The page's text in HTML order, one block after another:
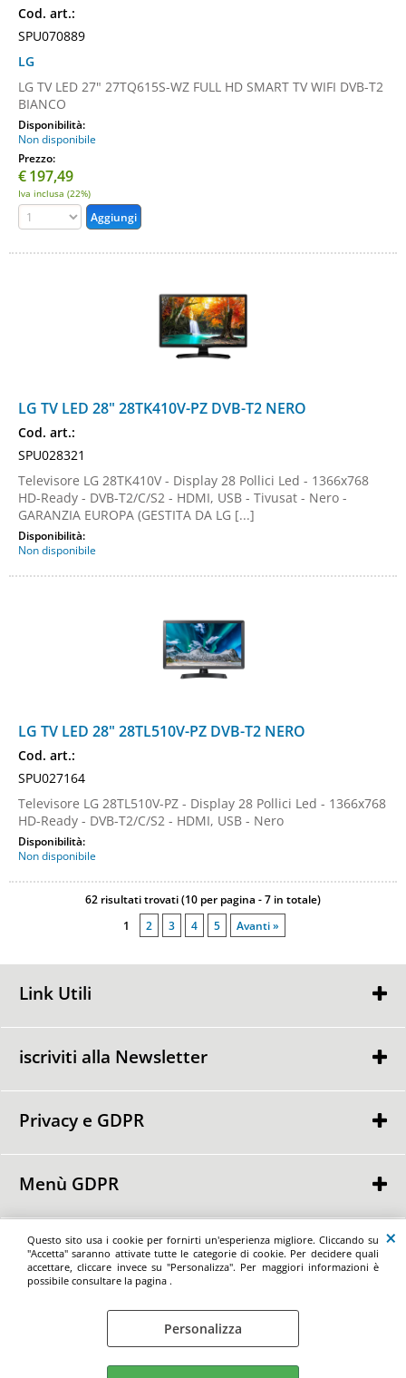
Questo sito usa i cookie per fornirti un'esperienza migliore. Cliccando su
"Accetta" saranno attivate tutte le categorie di cookie. Per decidere quali
accettare, cliccare invece su "Personalizza". Per maggiori informazioni è
possibile consultare la pagina .
Personalizza
Cod. art.:
SPU070889
LG
LG TV LED 27" 27TQ615S-WZ FULL HD SMART TV WIFI DVB-T2
BIANCO
Disponibilità:
Non disponibile
Prezzo:
€197,49
Iva inclusa (22%)
LG TV LED 28" 28TK410V-PZ DVB-T2 NERO
Cod. art.:
SPU028321
Televisore LG 28TK410V - Display 28 Pollici Led - 1366x768
HD-Ready - DVB-T2/C/S2 - HDMI, USB - Tivusat - Nero -
GARANZIA EUROPA (GESTITA DA LG [...]
Disponibilità:
Non disponibile
LG TV LED 28" 28TL510V-PZ DVB-T2 NERO
Cod. art.:
SPU027164
Televisore LG 28TL510V-PZ - Display 28 Pollici Led - 1366x768
HD-Ready - DVB-T2/C/S2 - HDMI, USB - Nero
Disponibilità:
Non disponibile
62 risultati trovati (10 per pagina - 7 in totale)
1
2 3 4 5 Avanti »
Link Utili
Contattaci
iscriviti alla Newsletter
Ho letto ed accetto le condizioni dell'
Privacy e GDPR
Punti GDPR
Menù GDPR
Richiedi il ritiro del consenso dei dati personali
Maxiofferta.it by Spazio Ufficio di Basilio Angela - Via Nazionale delle Puglie
176/A - 80026 - Casoria - (NA) Tel/Fax: +39 081 196 59 515 - e-mail:
marketing@maxiofferta.it - P.iva 01898960768
Preferenze cookie